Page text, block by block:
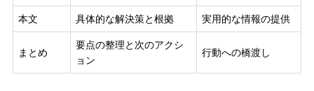
本文 具体的な解決策と根拠 実用的な情報の提供
まとめ
要点の整理と次のアクシ
ョン
行動への橋渡し